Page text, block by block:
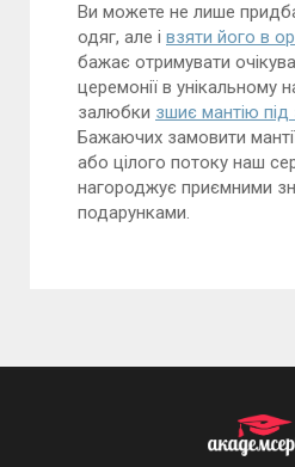
Ви можете не лише
одяг, але і взяти його в
бажає отримувати
церемонії в унікальному
залюбки зшиє мантію
Бажаючих замовити
або цілого потоку наш
нагороджує приємними
подарунками.